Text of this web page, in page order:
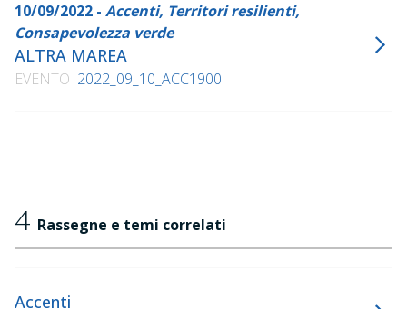
10/09/2022 - Accenti, Territori resilienti,
Consapevolezza verde
ALTRA MAREA
EVENTO 2022_09_10_ACC1900
4 Rassegne e temi correlati
Accenti